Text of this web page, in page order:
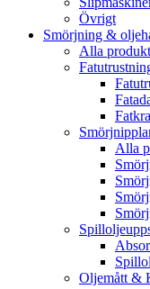
Övrigt
Smörjning &
Alla
Alla
Oljemått &